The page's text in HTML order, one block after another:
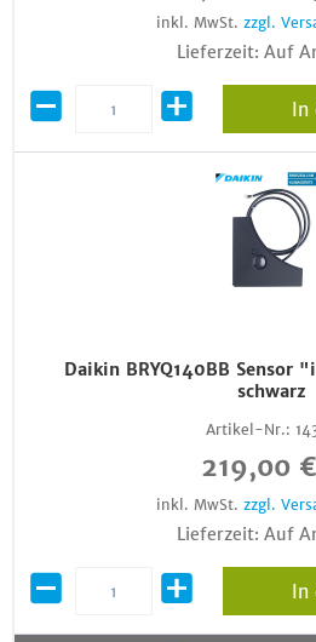
inkl. MwSt. zzgl.
Lieferzeit: Auf
In
Daikin BRYQ140BB Sensor
schwarz
Artikel-Nr.:
219,00
inkl. MwSt. zzgl.
Lieferzeit: Auf
In